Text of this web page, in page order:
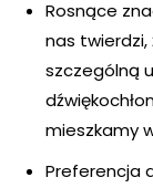
Rosnące
nas twierdzi,
szczególną
mieszkamy
Preferencja